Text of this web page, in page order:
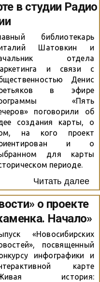
в студии Радио
библиотекарь
Шатовкин и
отдела
и связи с
Денис
в эфире
«Пять
поговорили об
создания карты, о
на кого проект
и о
для карты
периоде.
Читать далее
о проекте
Начало»
«Новосибирских
посвященный
инфографики и
карте
история: